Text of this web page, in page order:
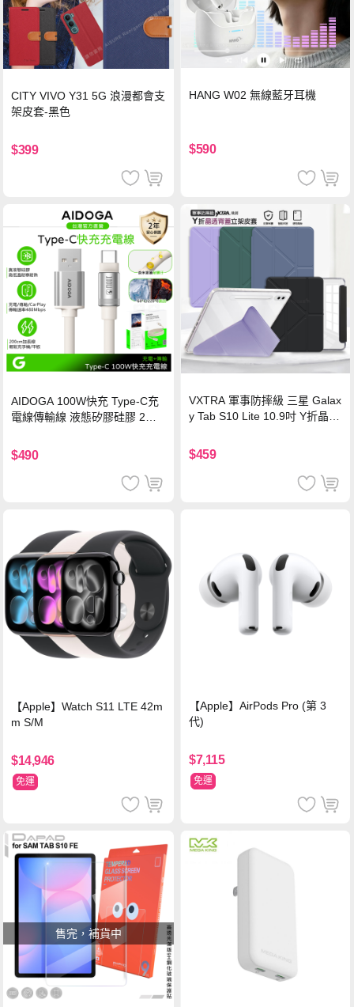
CITY VIVO Y31 5G 浪漫都會支
架皮套-黑色
$399
HANG W02 無線藍牙耳機
$590
AIDOGA 100W快充 Type-C充
電線傳輸線 液態矽膠硅膠 2M
$490
VXTRA 軍事防摔級 三星 Galax
y Tab S10 Lite 10.9吋 Y折晶透
$459
【Apple】Watch S11 LTE 42m
m S/M
$14,946
免運
【Apple】AirPods Pro (第 3
代)
$7,115
免運
售完，補貨中